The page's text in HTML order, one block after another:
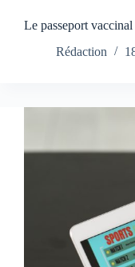
Le passeport
Rédaction